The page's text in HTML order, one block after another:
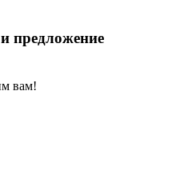
предложение
вам!